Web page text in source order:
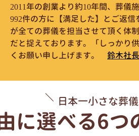
2011年の創業より約10年間、葬儀
992件の方に【満足した】とご返
が全ての葬儀を担当させて頂く体
だと捉えております。「しっかり
くお願い申し上げます。
鈴木社
日本一小さな葬
に選べる6つ